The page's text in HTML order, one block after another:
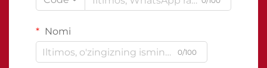
Nomi
0/100